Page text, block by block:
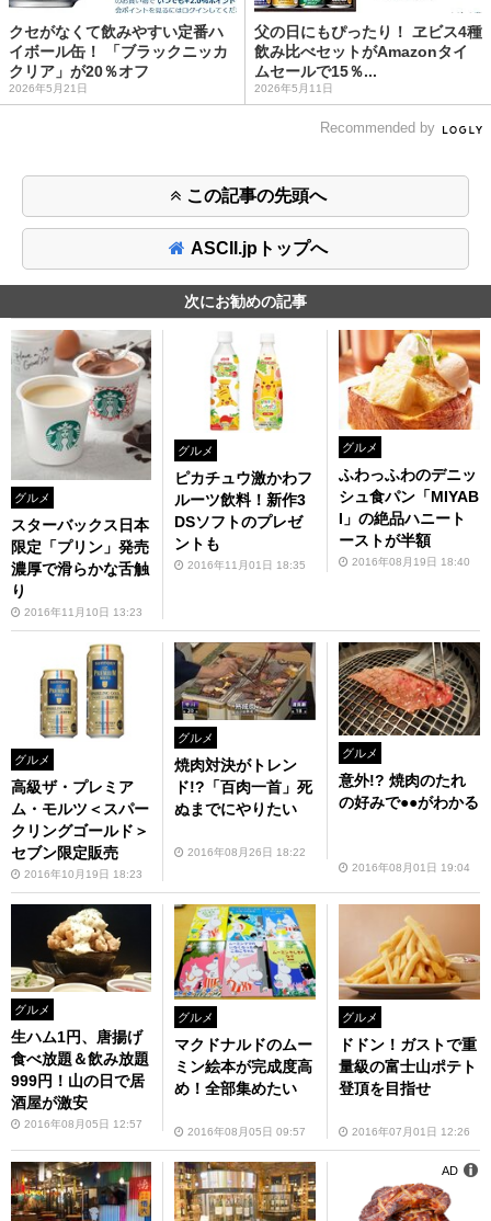
クセがなくて飲みやすい定番ハ
イボール缶！ 「ブラックニッカ
クリア」が20％オフ
2026年5月21日
父の日にもぴったり！ ヱビス4種
飲み比べセットがAmazonタイ
ムセールで15％...
2026年5月11日
Recommended by
この記事の先頭へ
ASCII.jpトップへ
次にお勧めの記事
グルメ
スターバックス日本
限定「プリン」発売
濃厚で滑らかな舌触
り
2016年11月10日 13:23
グルメ
ピカチュウ激かわフ
ルーツ飲料！新作3
DSソフトのプレゼ
ントも
2016年11月01日 18:35
グルメ
ふわっふわのデニッ
シュ食パン「MIYAB
I」の絶品ハニート
ーストが半額
2016年08月19日 18:40
グルメ
高級ザ・プレミア
ム・モルツ＜スパー
クリングゴールド＞
セブン限定販売
2016年10月19日 18:23
グルメ
焼肉対決がトレン
ド!?「百肉一首」死
ぬまでにやりたい
2016年08月26日 18:22
グルメ
意外!? 焼肉のたれ
の好みで●●がわかる
2016年08月01日 19:04
グルメ
生ハム1円、唐揚げ
食べ放題＆飲み放題
999円！山の日で居
酒屋が激安
2016年08月05日 12:57
グルメ
マクドナルドのムー
ミン絵本が完成度高
め！全部集めたい
2016年08月05日 09:57
グルメ
ドドン！ガストで重
量級の富士山ポテト
登頂を目指せ
2016年07月01日 12:26
AD